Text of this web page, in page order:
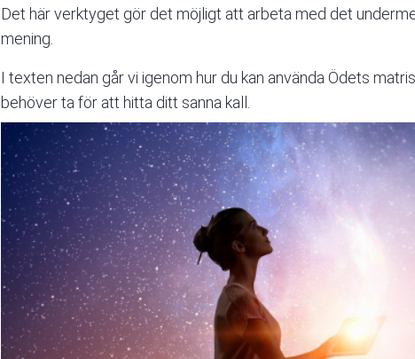
Det här verktyget gör det möjligt att arbeta med det
mening.
I texten nedan går vi igenom hur du kan använda Ödets
behöver ta för att hitta ditt sanna kall.